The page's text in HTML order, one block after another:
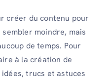
créer du contenu pour
moindre, mais
de temps. Pour
à la création de
trucs et astuces